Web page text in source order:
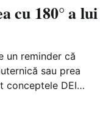
cu 180° a lui
un reminder că
sau prea
conceptele DEI
tâmpenie (ceea